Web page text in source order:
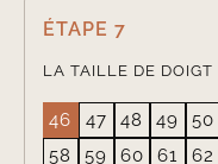
ÉTAPE 7
LA TAILLE DE DOIGT
46 47 48 49 50
58
59 60 61 62